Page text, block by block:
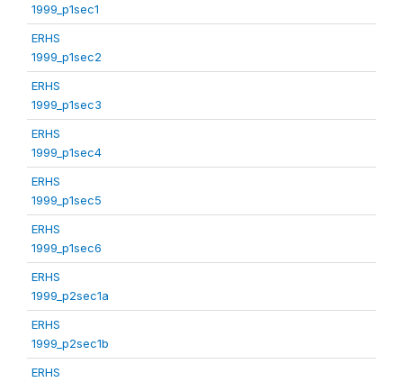
1999_p1sec1
ERHS
1999_p1sec2
ERHS
1999_p1sec3
ERHS
1999_p1sec4
ERHS
1999_p1sec5
ERHS
1999_p1sec6
ERHS
1999_p2sec1a
ERHS
1999_p2sec1b
ERHS